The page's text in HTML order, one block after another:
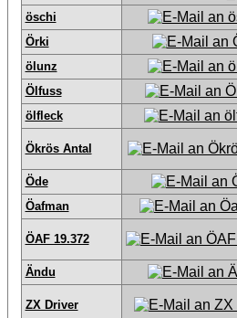
öschi
Örki
ölunz
Ölfuss
ölfleck
Ökrös Antal
Öde
Öafman
ÖAF 19.372
Ändu
ZX Driver